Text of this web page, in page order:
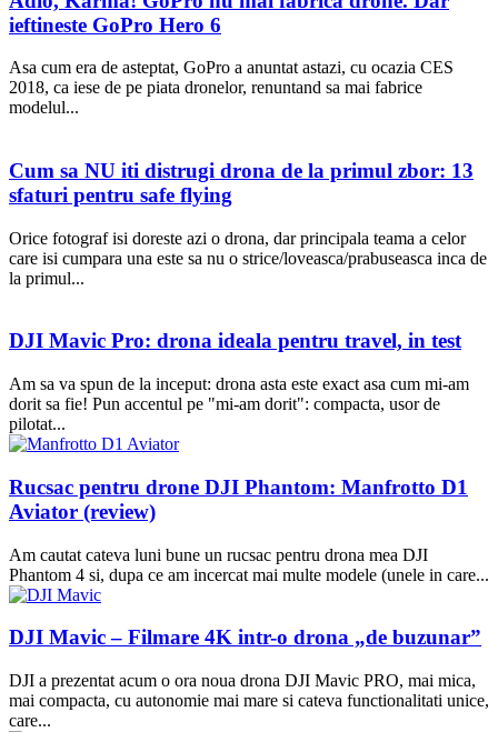
ieftineste GoPro Hero 6
Asa cum era de asteptat, GoPro a anuntat astazi, cu ocazia CES
2018, ca iese de pe piata dronelor, renuntand sa mai fabrice
modelul...
Cum sa NU iti distrugi drona de la primul zbor: 13
sfaturi pentru safe flying
Orice fotograf isi doreste azi o drona, dar principala teama a celor
care isi cumpara una este sa nu o strice/loveasca/prabuseasca inca de
la primul...
DJI Mavic Pro: drona ideala pentru travel, in test
Am sa va spun de la inceput: drona asta este exact asa cum mi-am
dorit sa fie! Pun accentul pe "mi-am dorit": compacta, usor de
pilotat...
Rucsac pentru drone DJI Phantom: Manfrotto D1
Aviator (review)
Am cautat cateva luni bune un rucsac pentru drona mea DJI
Phantom 4 si, dupa ce am incercat mai multe modele (unele in care...
DJI Mavic – Filmare 4K intr-o drona „de buzunar”
DJI a prezentat acum o ora noua drona DJI Mavic PRO, mai mica,
mai compacta, cu autonomie mai mare si cateva functionalitati unice,
care...